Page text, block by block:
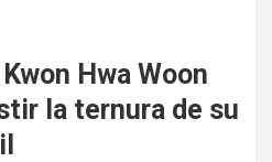
Hwa Woon
la ternura de su